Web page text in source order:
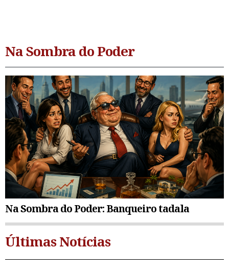
Na Sombra do Poder
Na Sombra do Poder: Banqueiro tadala
Últimas Notícias